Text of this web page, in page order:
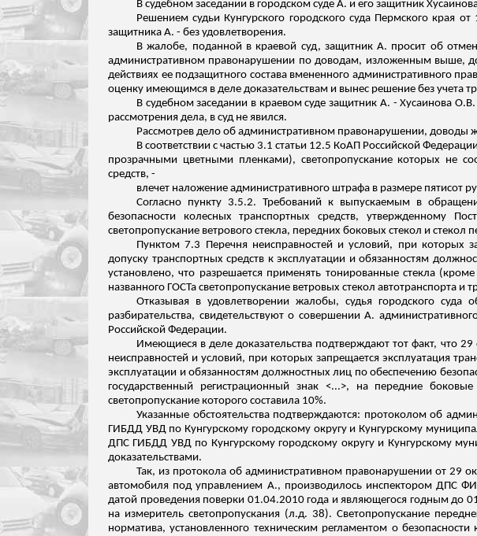
В судебном заседании в городском суде А. и его защитник
Решением судьи Кунгурского городского суда Пермского края
защитника А. - без удовлетворения.
В жалобе, поданной в краевой суд, защитник А. просит об
административном правонарушении по доводам, изложенным выше,
действиях ее подзащитного состава вмененного административного
оценку имеющимся в деле доказательствам и вынес решение без учета
В судебном заседании в краевом суде защитник А. - Хусаинова
рассмотрения дела, в суд не явился.
Рассмотрев дело об административном правонарушении, доводы
В соответствии с частью 3.1 статьи 12.5 КоАП Российской
прозрачными цветными пленками), светопропускание которых не
средств, -
влечет наложение административного штрафа в размере пятисот
Согласно пункту 3.5.2. Требований к выпускаемым в
безопасности колесных транспортных средств, утвержденному
светопропускание ветрового стекла, передних боковых стекол и
Пунктом 7.3 Перечня неисправностей и условий, при которых
допуску транспортных средств к эксплуатации и обязанностям
установлено, что разрешается применять тонированные стекла
названного ГОСТа светопропускание ветровых стекол автотранспорта
Отказывая в удовлетворении жалобы, судья городского суда
разбирательства, свидетельствуют о совершении А.
Российской Федерации.
Имеющиеся в деле доказательства подтверждают тот факт, что
неисправностей и условий, при которых запрещается эксплуатация
эксплуатации и обязанностям должностных лиц по обеспечению
государственный регистрационный знак <...>, на передние
светопропускание которого составила 10%.
Указанные обстоятельства подтверждаются: протоколом об
ГИБДД УВД по Кунгурскому городскому округу и Кунгурскому
ДПС ГИБДД УВД по Кунгурскому городскому округу и Кунгурскому
доказательствами.
Так, из протокола об административном правонарушении от 29
автомобиля под управлением А., производилось инспектором ДПС
датой проведения поверки 01.04.2010 года и являющегося годным до
на измеритель светопропускания (л.д. 38). Светопропускание
норматива, установленного техническим регламентом о